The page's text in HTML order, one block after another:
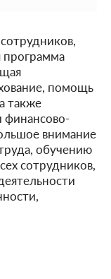
программа
помощь
также
финансово-
внимание
обучению
сотрудников,